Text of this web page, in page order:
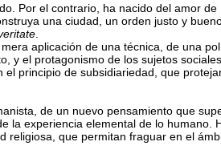
Por el contrario, ha nacido del amor
una ciudad, un orden justo y
aplicación de una técnica, de una
el protagonismo de los sujetos
principio de subsidiariedad, que
de un nuevo pensamiento que
experiencia elemental de lo
que permitan fraguar en el